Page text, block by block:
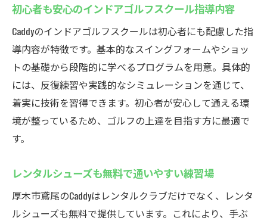
初心者も安心のインドアゴルフスクール指導内容
Caddyのインドアゴルフスクールは初心者にも配慮した指
導内容が特徴です。基本的なスイングフォームやショッ
トの基礎から段階的に学べるプログラムを用意。具体的
には、反復練習や実践的なシミュレーションを通じて、
着実に技術を習得できます。初心者が安心して通える環
境が整っているため、ゴルフの上達を目指す方に最適で
す。
レンタルシューズも無料で通いやすい練習場
厚木市鳶尾のCaddyはレンタルクラブだけでなく、レンタ
ルシューズも無料で提供しています。これにより、手ぶ